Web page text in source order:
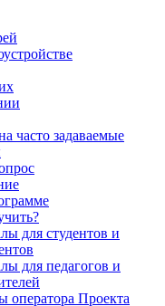
часто задаваемые
для студентов и
для педагогов и
оператора Проекта